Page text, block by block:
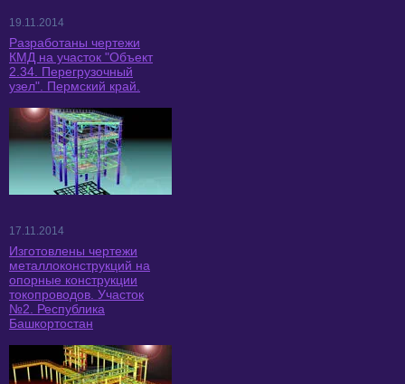
19.11.2014
Разработаны чертежи
КМД на участок "Объект
2.34. Перегрузочный
узел". Пермский край.
17.11.2014
Изготовлены чертежи
металлоконструкций на
опорные конструкции
токопроводов. Участок
№2. Республика
Башкортостан